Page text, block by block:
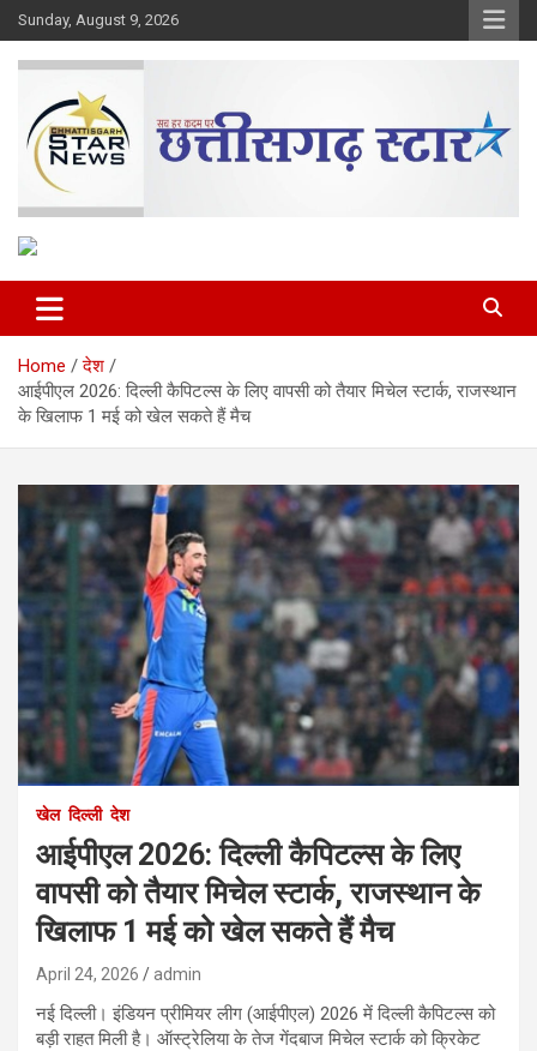
Skip
to
content
Sunday, August 9, 2026
Chhattisgarh Star
Home
देश
आईपीएल 2026: दिल्ली कैपिटल्स के लिए वापसी को तैयार मिचेल स्टार्क, राजस्थान
के खिलाफ 1 मई को खेल सकते हैं मैच
खेल दिल्ली देश
आईपीएल 2026: दिल्ली कैपिटल्स के लिए
वापसी को तैयार मिचेल स्टार्क, राजस्थान के
खिलाफ 1 मई को खेल सकते हैं मैच
April 24, 2026 admin
नई दिल्ली। इंडियन प्रीमियर लीग (आईपीएल) 2026 में दिल्ली कैपिटल्स को
बड़ी राहत मिली है। ऑस्ट्रेलिया के तेज गेंदबाज मिचेल स्टार्क को क्रिकेट